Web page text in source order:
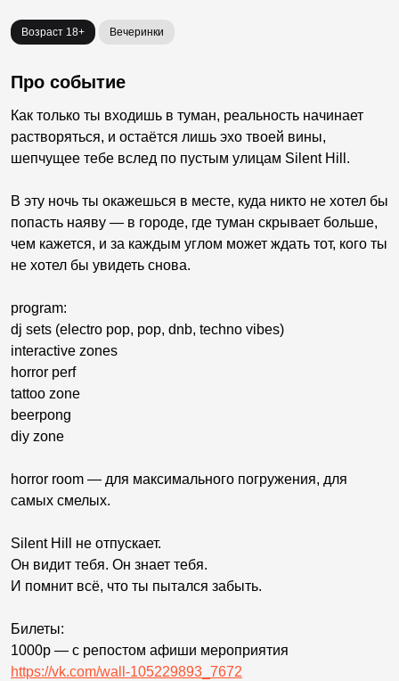
Возраст 18+ Вечеринки
Про событие
Как только ты входишь в туман, реальность начинает
растворяться, и остаётся лишь эхо твоей вины,
шепчущее тебе вслед по пустым улицам Silent Hill.
В эту ночь ты окажешься в месте, куда никто не хотел бы
попасть наяву — в городе, где туман скрывает больше,
чем кажется, и за каждым углом может ждать тот, кого ты
не хотел бы увидеть снова.
program:
dj sets (electro pop, pop, dnb, techno vibes)
interactive zones
horror perf
tattoo zone
beerpong
diy zone
horror room — для максимального погружения, для
самых смелых.
Silent Hill не отпускает.
Он видит тебя. Он знает тебя.
И помнит всё, что ты пытался забыть.
Билеты:
1000р — с репостом афиши мероприятия
https://vk.com/wall-105229893_7672